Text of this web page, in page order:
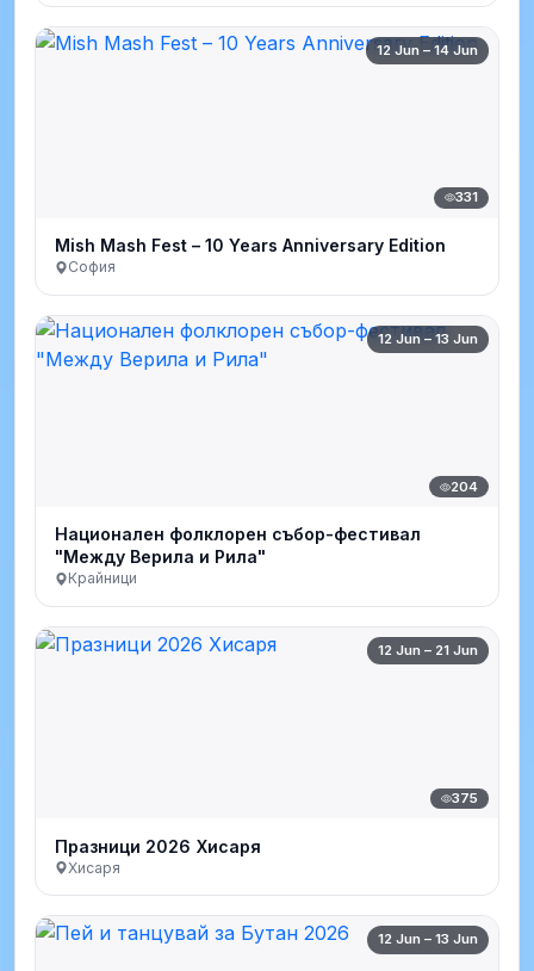
12 Jun – 14 Jun
331
Mish Mash Fest – 10 Years Anniversary Edition
София
12 Jun – 13 Jun
204
Национален фолклорен събор-фестивал
"Между Верила и Рила"
Крайници
12 Jun – 21 Jun
375
Празници 2026 Хисаря
Хисаря
12 Jun – 13 Jun